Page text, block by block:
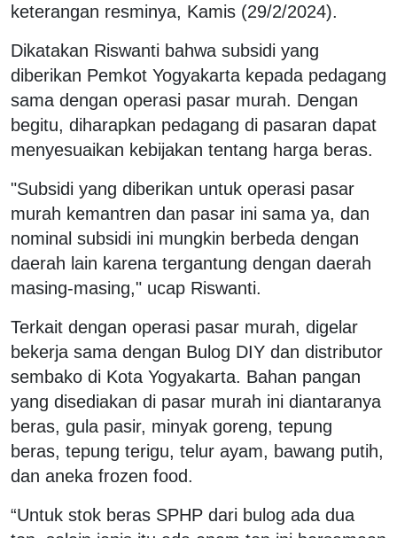
keterangan resminya, Kamis (29/2/2024).
Dikatakan Riswanti bahwa subsidi yang
diberikan Pemkot Yogyakarta kepada pedagang
sama dengan operasi pasar murah. Dengan
begitu, diharapkan pedagang di pasaran dapat
menyesuaikan kebijakan tentang harga beras.
"Subsidi yang diberikan untuk operasi pasar
murah kemantren dan pasar ini sama ya, dan
nominal subsidi ini mungkin berbeda dengan
daerah lain karena tergantung dengan daerah
masing-masing," ucap Riswanti.
Terkait dengan operasi pasar murah, digelar
bekerja sama dengan Bulog DIY dan distributor
sembako di Kota Yogyakarta. Bahan pangan
yang disediakan di pasar murah ini diantaranya
beras, gula pasir, minyak goreng, tepung
beras, tepung terigu, telur ayam, bawang putih,
dan aneka frozen food.
“Untuk stok beras SPHP dari bulog ada dua